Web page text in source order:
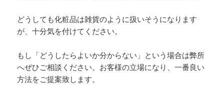
どうしても化粧品は雑貨のように扱いそうになります
が、十分気を付けてください。
もし「どうしたらよいか分からない」という場合は弊所
へぜひご相談ください。お客様の立場になり、一番良い
方法をご提案致します。